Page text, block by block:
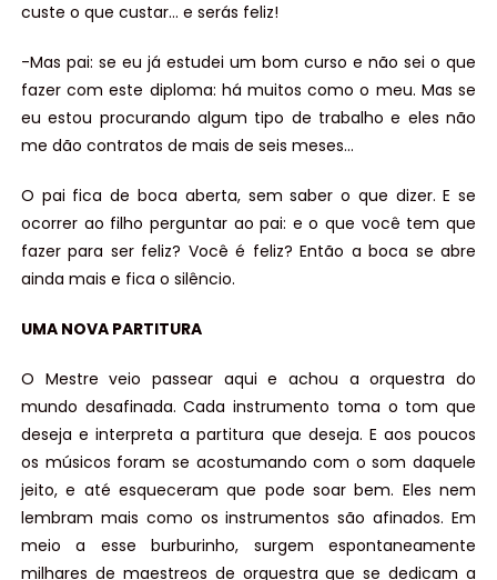
custe o que custar… e serás feliz!
-Mas pai: se eu já estudei um bom curso e não sei o que
fazer com este diploma: há muitos como o meu. Mas se
eu estou procurando algum tipo de trabalho e eles não
me dão contratos de mais de seis meses…
O pai fica de boca aberta, sem saber o que dizer. E se
ocorrer ao filho perguntar ao pai: e o que você tem que
fazer para ser feliz? Você é feliz? Então a boca se abre
ainda mais e fica o silêncio.
UMA NOVA PARTITURA
O Mestre veio passear aqui e achou a orquestra do
mundo desafinada. Cada instrumento toma o tom que
deseja e interpreta a partitura que deseja. E aos poucos
os músicos foram se acostumando com o som daquele
jeito, e até esqueceram que pode soar bem. Eles nem
lembram mais como os instrumentos são afinados. Em
meio a esse burburinho, surgem espontaneamente
milhares de maestreos de orquestra que se dedicam a